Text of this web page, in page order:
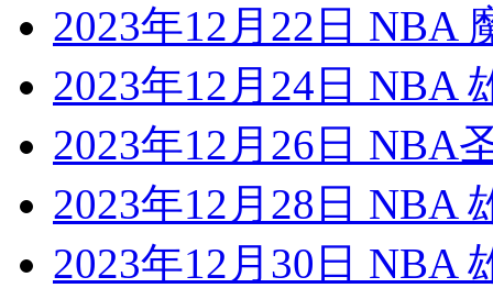
2023年12月22日 NBA
2023年12月24日 NBA
2023年12月26日 NBA
2023年12月28日 NBA
2023年12月30日 NBA